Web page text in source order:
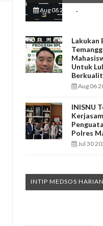
Aug 06 2026 -
Lakukan
Untuk
Aug 06
INISNU
Polres
Jul 30
INTIP MEDSOS